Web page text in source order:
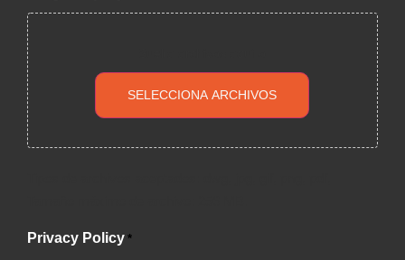
SELECCIONA ARCHIVOS
Privacy Policy *